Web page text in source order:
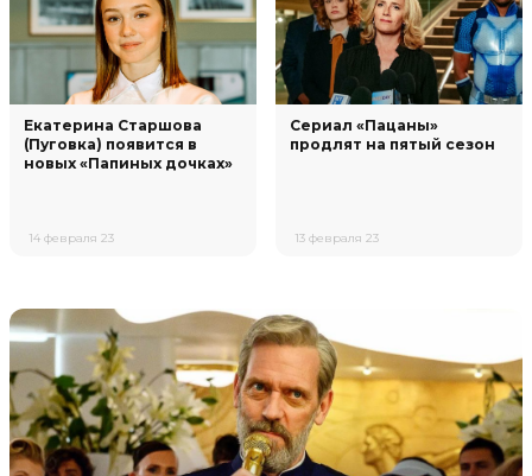
Екатерина Старшова
(Пуговка) появится в
новых «Папиных дочках»
14 февраля 23
Сериал «Пацаны»
продлят на пятый сезон
13 февраля 23